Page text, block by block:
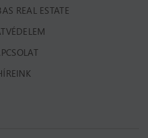
REAL ESTATE